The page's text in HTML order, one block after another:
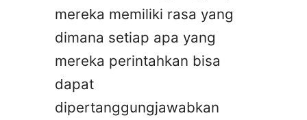
mereka memiliki rasa yang
dimana setiap apa yang
mereka perintahkan bisa
dapat
dipertanggungjawabkan